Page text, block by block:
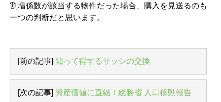
割増係数が該当する物件だった場合、購入を見送るのも
一つの判断だと思います。
[前の記事] 知って得するサッシの交換
[次の記事] 資産価値に直結！総務省 人口移動報告